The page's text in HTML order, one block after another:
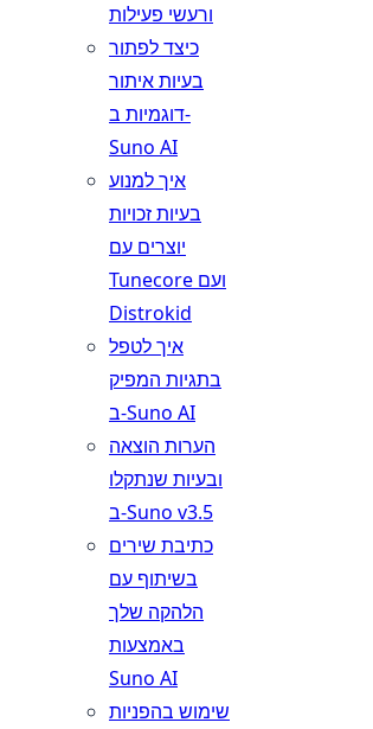
ורעשי פעילות
כיצד לפתור
בעיות איתור
דוגמיות ב-
Suno AI
איך למנוע
בעיות זכויות
יוצרים עם
Tunecore ועם
Distrokid
איך לטפל
בתגיות המפיק
ב-Suno AI
הערות הוצאה
ובעיות שנתקלו
ב-Suno v3.5
כתיבת שירים
בשיתוף עם
הלהקה שלך
באמצעות
Suno AI
שימוש בהפניות